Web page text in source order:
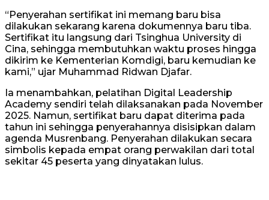
“Penyerahan sertifikat ini memang baru bisa
dilakukan sekarang karena dokumennya baru tiba.
Sertifikat itu langsung dari Tsinghua University di
Cina, sehingga membutuhkan waktu proses hingga
dikirim ke Kementerian Komdigi, baru kemudian ke
kami,” ujar Muhammad Ridwan Djafar.
Ia menambahkan, pelatihan Digital Leadership
Academy sendiri telah dilaksanakan pada November
2025. Namun, sertifikat baru dapat diterima pada
tahun ini sehingga penyerahannya disisipkan dalam
agenda Musrenbang. Penyerahan dilakukan secara
simbolis kepada empat orang perwakilan dari total
sekitar 45 peserta yang dinyatakan lulus.